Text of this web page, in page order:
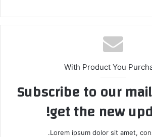
With Product You
Subscribe to our
get the new
Lorem ipsum dolor sit amet,